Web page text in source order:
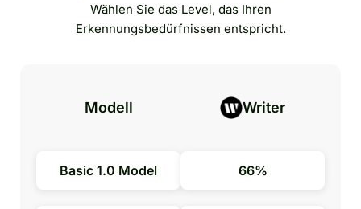
Wählen Sie das Level, das Ihren
Erkennungsbedürfnissen entspricht.
Modell Writer
Basic 1.0 Model 66%